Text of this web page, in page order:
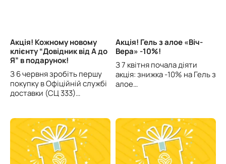
Акція! Кожному новому
клієнту “Довідник від А до
Я” в подарунок!
З 6 червня зробіть першу
покупку в Офіційній службі
доставки (СЦ 333)…
Акція! Гель з алое «Віч-
Вера» -10%!
З 7 квітня почала діяти
акція: знижка -10% на Гель з
алое…